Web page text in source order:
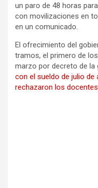
un paro de 48 horas
con movilizaciones en
en un comunicado.
El ofrecimiento del
tramos, el primero de
marzo por decreto de la
con el sueldo de julio de
rechazaron los